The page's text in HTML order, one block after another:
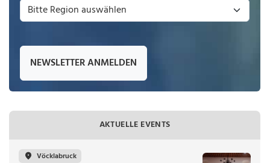
NEWSLETTER ANMELDEN
AKTUELLE EVENTS
Vöcklabruck